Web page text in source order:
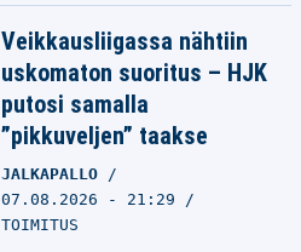
Veikkausliigassa nähtiin
uskomaton suoritus – HJK
putosi samalla
”pikkuveljen” taakse
JALKAPALLO
07.08.2026 - 21:29
TOIMITUS